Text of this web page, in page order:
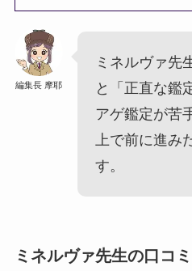
編集長 摩耶
ミネルヴァ先
と「正直な鑑
アゲ鑑定が苦
上で前に進み
す。
ミネルヴァ先生の口コ